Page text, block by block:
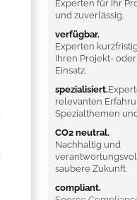
Experten für Ihr
und zuverlässig.
verfügbar.
Experten
Ihren Projekt-
Einsatz.
spezialisiert.
relevanten
Spezialthemen
CO2 neutral.
Nachhaltig und
saubere Zukunft
compliant.